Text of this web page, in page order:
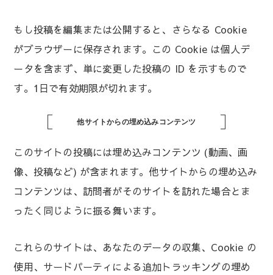
もし投稿を編集または公開すると、さらなる Cookie
がブラウザーに保存されます。この Cookie は個人デ
ータを含まず、単に変更した投稿の ID を示すもので
す。1日で有効期限が切れます。
他サイトからの埋め込みコンテンツ
このサイトの投稿には埋め込みコンテンツ (動画、画
像、投稿など) が含まれます。他サイトからの埋め込み
コンテンツは、訪問者がそのサイトを訪れた場合とま
ったく同じように振る舞います。
これらのサイトは、あなたのデータの収集、Cookie の
使用、サードパーティによる追加トラッキングの埋め